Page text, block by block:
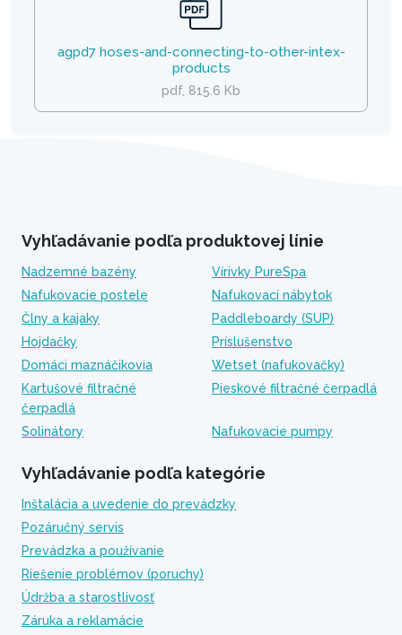
agpd7 hoses-and-connecting-to-other-intex-
products
pdf, 815.6 Kb
Vyhľadávanie podľa produktovej línie
Nadzemné bazény
Vírivky PureSpa
Nafukovacie postele
Nafukovací nábytok
Člny a kajaky
Paddleboardy (SUP)
Hojdačky
Príslušenstvo
Domáci maznáčikovia
Wetset (nafukovačky)
Kartušové filtračné
čerpadlá
Pieskové filtračné čerpadlá
Solinátory Nafukovacie pumpy
Vyhľadávanie podľa kategórie
Inštalácia a uvedenie do prevádzky
Pozáručný servis
Prevádzka a používanie
Riešenie problémov (poruchy)
Údržba a starostlivosť
Záruka a reklamácie